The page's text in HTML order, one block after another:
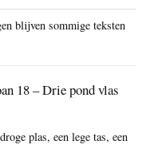
blijven sommige teksten
18 – Drie pond vlas
plas, een lege tas, een